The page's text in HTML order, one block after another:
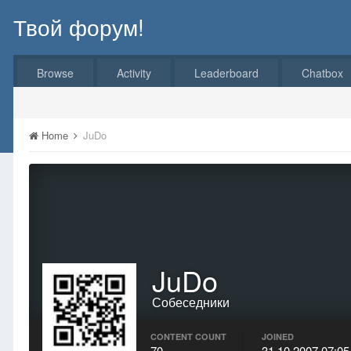
Твой форум!
Browse Activity Leaderboard Chatbox
Home JuDo
JuDo
Собеседники
CONTENT COUNT JOINED